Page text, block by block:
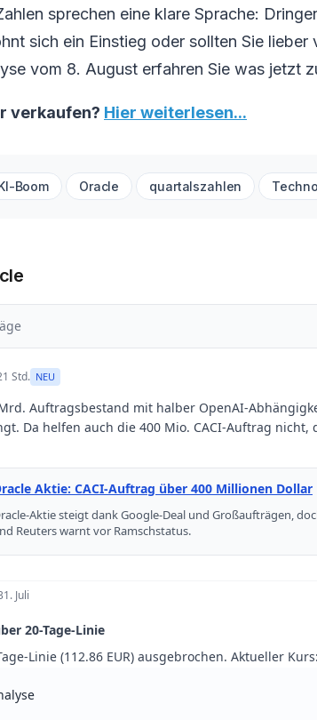
sprechen eine klare Sprache:
sich ein Einstieg oder sollten Sie lieber
vom 8. August erfahren Sie was jetzt
verkaufen? Hier weiterlesen...
Boom Oracle quartalszahlen